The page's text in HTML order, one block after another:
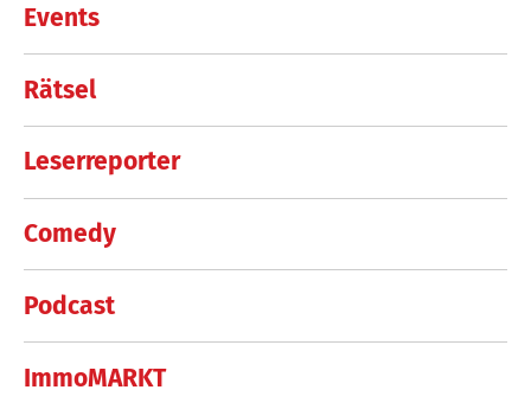
Events
Rätsel
Leserreporter
Comedy
Podcast
ImmoMARKT